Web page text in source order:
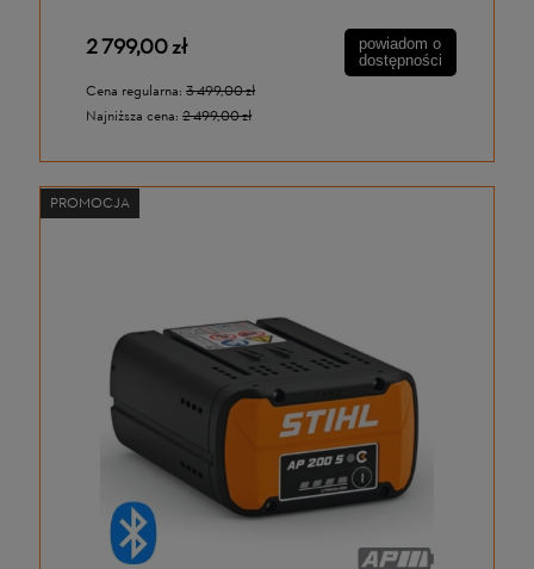
2 799,00 zł
Cena regularna: 3 499,00 zł
Najniższa cena: 2 499,00 zł
powiadom o
dostępności
PROMOCJA